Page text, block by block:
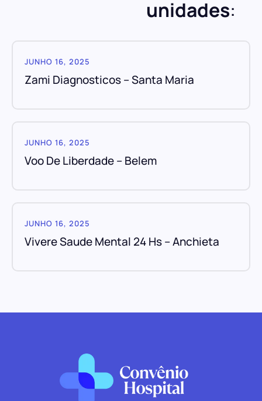
unidades:
JUNHO 16, 2025
Zami Diagnosticos – Santa Maria
JUNHO 16, 2025
Voo De Liberdade – Belem
JUNHO 16, 2025
Vivere Saude Mental 24 Hs – Anchieta